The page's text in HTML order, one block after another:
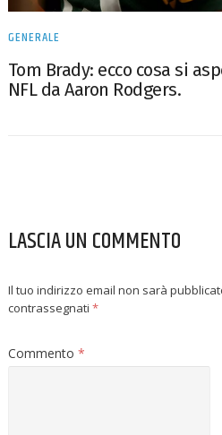
GENERALE
Tom Brady: ecco cosa si
NFL da Aaron Rodgers.
LASCIA UN COMMENTO
Il tuo indirizzo email non sarà
contrassegnati *
Commento *